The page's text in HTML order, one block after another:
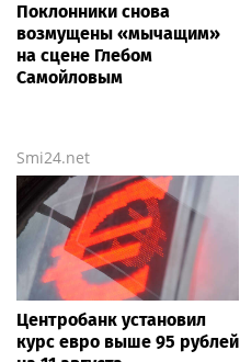
Поклонники снова
возмущены «мычащим»
на сцене Глебом
Самойловым
Smi24.net
Центробанк установил
курс евро выше 95 рублей